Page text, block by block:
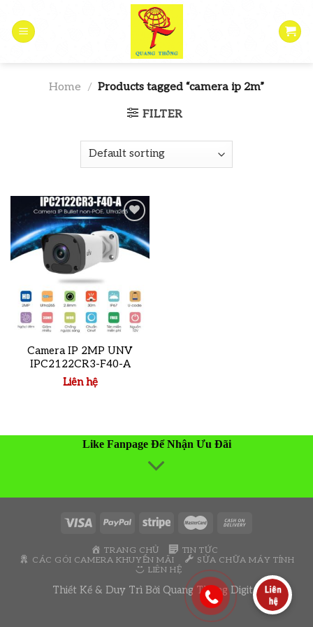
content
Home / Products tagged “camera ip 2m”
FILTER
Add to
Camera IP 2MP UNV
IPC2122CR3-F40-A
Liên hệ
Like Fanpage Để Nhận Ưu Đãi
TRANG CHỦ
TIN TỨC
CÁC GÓI CAMERA KHUYẾN MÃI
SỬA CHỮA MÁY TÍNH
LIÊN HỆ
Thiết Kế & Duy Trì Bởi Quang Thông Digital